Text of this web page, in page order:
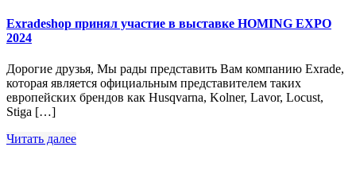
Exradeshop принял участие в выставке HOMING EXPO
2024
Дорогие друзья, Мы рады представить Вам компанию Exrade,
которая является официальным представителем таких
европейских брендов как Husqvarna, Kolner, Lavor, Locust,
Stiga […]
Читать далее